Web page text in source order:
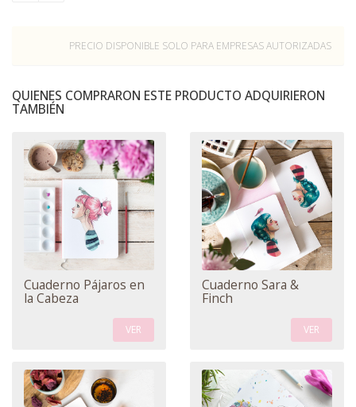
PRECIO DISPONIBLE SOLO PARA EMPRESAS AUTORIZADAS
QUIENES COMPRARON ESTE PRODUCTO ADQUIRIERON
TAMBIÉN
Cuaderno Pájaros en
la Cabeza
VER
Cuaderno Sara &
Finch
VER